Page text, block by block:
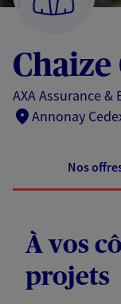
AXA Assurance &
Annonay
Nos
À vos
projets